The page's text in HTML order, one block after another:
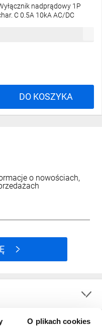
O plikach cookies
nadprądowy 1P
C 0.5A 10kA AC/DC
DO KOSZYKA
o nowościach,